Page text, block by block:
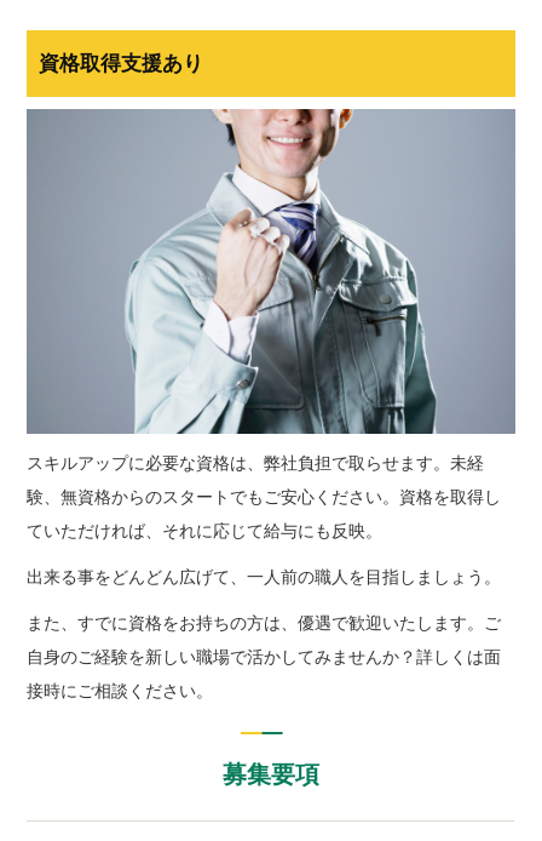
資格取得支援あり
スキルアップに必要な資格は、弊社負担で取らせます。未経
験、無資格からのスタートでもご安心ください。資格を取得し
ていただければ、それに応じて給与にも反映。
出来る事をどんどん広げて、一人前の職人を目指しましょう。
また、すでに資格をお持ちの方は、優遇で歓迎いたします。ご
自身のご経験を新しい職場で活かしてみませんか？詳しくは面
接時にご相談ください。
募集要項